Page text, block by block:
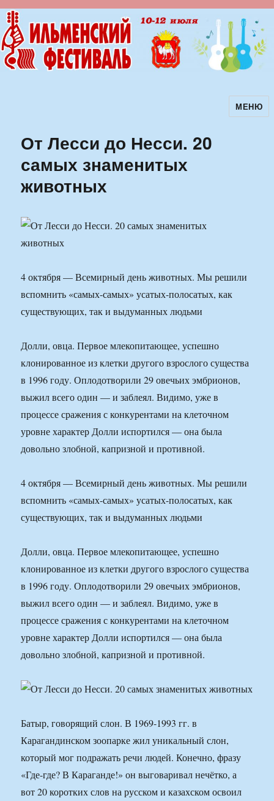
Ильменский фестиваль авторскойМЕНЮ
От Лесси до Несси. 20
самых знаменитых
животных
4 октября — Всемирный день животных. Мы решили
вспомнить «самых-самых» усатых-полосатых, как
существующих, так и выдуманных людьми
Долли, овца. Первое млекопитающее, успешно
клонированное из клетки другого взрослого существа
в 1996 году. Оплодотворили 29 овечьих эмбрионов,
выжил всего один — и заблеял. Видимо, уже в
процессе сражения с конкурентами на клеточном
уровне характер Долли испортился — она была
довольно злобной, капризной и противной.
4 октября — Всемирный день животных. Мы решили
вспомнить «самых-самых» усатых-полосатых, как
существующих, так и выдуманных людьми
Долли, овца. Первое млекопитающее, успешно
клонированное из клетки другого взрослого существа
в 1996 году. Оплодотворили 29 овечьих эмбрионов,
выжил всего один — и заблеял. Видимо, уже в
процессе сражения с конкурентами на клеточном
уровне характер Долли испортился — она была
довольно злобной, капризной и противной.
Батыр, говорящий слон. В 1969-1993 гг. в
Карагандинском зоопарке жил уникальный слон,
который мог подражать речи людей. Конечно, фразу
«Где-где? В Караганде!» он выговаривал нечётко, а
вот 20 коротких слов на русском и казахском освоил